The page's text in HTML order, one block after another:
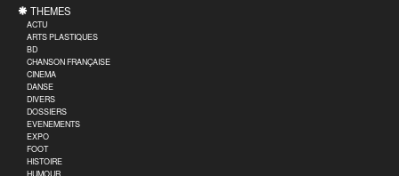
THEMES
ACTU
ARTS PLASTIQUES
BD
CHANSON FRANÇAISE
CINEMA
DANSE
DIVERS
DOSSIERS
EVENEMENTS
EXPO
FOOT
HISTOIRE